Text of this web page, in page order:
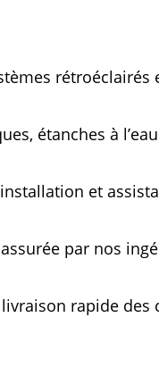
rétroéclairés
étanches à
et
par nos
rapide des